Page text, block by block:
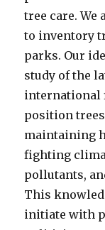
tree care.
to inventory
parks. Our
study of the
international
position
maintaining
fighting
pollutants,
This
initiate with